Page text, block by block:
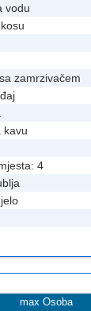
vodu
zamrzivačem
kavu
4
max Osoba